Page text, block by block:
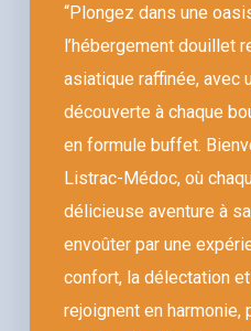
“Plongez dans une
l’hébergement douillet
asiatique raffinée, avec
découverte à chaque
en formule buffet.
Listrac-Médoc, où
délicieuse aventure à
envoûter par une
confort, la délectation
rejoignent en